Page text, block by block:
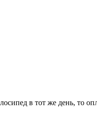
в тот же день, то